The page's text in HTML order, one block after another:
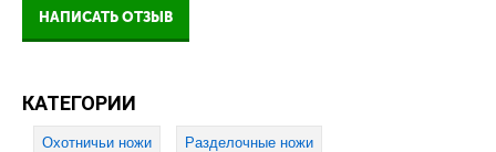
НАПИСАТЬ ОТЗЫВ
КАТЕГОРИИ
Охотничьи ножи Разделочные ножи